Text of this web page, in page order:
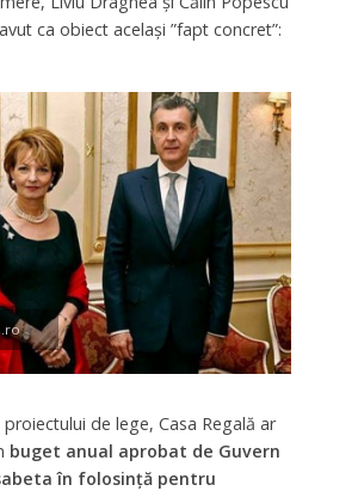
ca obiect același ”fapt concret”:
de lege, Casa Regală ar
buget anual aprobat de Guvern
în folosință pentru